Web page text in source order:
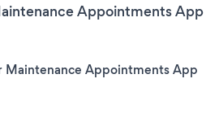
Appointments App
Maintenance Appointments App